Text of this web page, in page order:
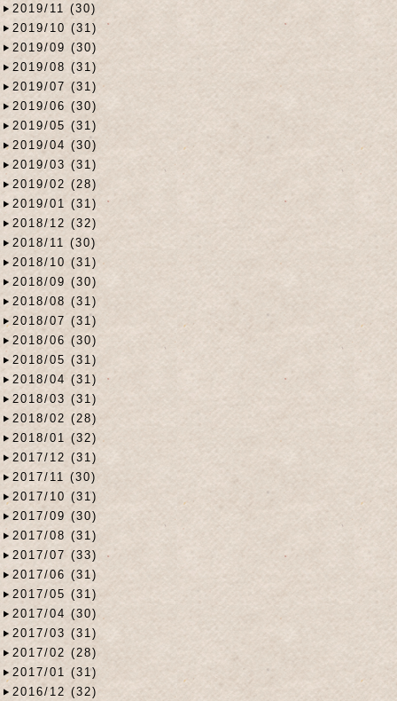
2019/11 (30)
2019/10 (31)
2019/09 (30)
2019/08 (31)
2019/07 (31)
2019/06 (30)
2019/05 (31)
2019/04 (30)
2019/03 (31)
2019/02 (28)
2019/01 (31)
2018/12 (32)
2018/11 (30)
2018/10 (31)
2018/09 (30)
2018/08 (31)
2018/07 (31)
2018/06 (30)
2018/05 (31)
2018/04 (31)
2018/03 (31)
2018/02 (28)
2018/01 (32)
2017/12 (31)
2017/11 (30)
2017/10 (31)
2017/09 (30)
2017/08 (31)
2017/07 (33)
2017/06 (31)
2017/05 (31)
2017/04 (30)
2017/03 (31)
2017/02 (28)
2017/01 (31)
2016/12 (32)